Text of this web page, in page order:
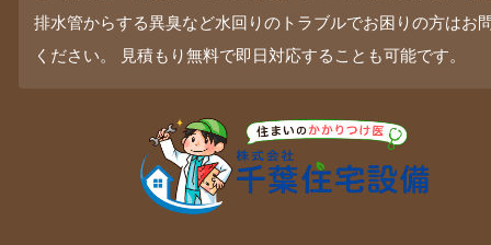
排水管からする異臭など水回りのトラブルでお困りの方はお
ください。 見積もり無料で即日対応することも可能です。